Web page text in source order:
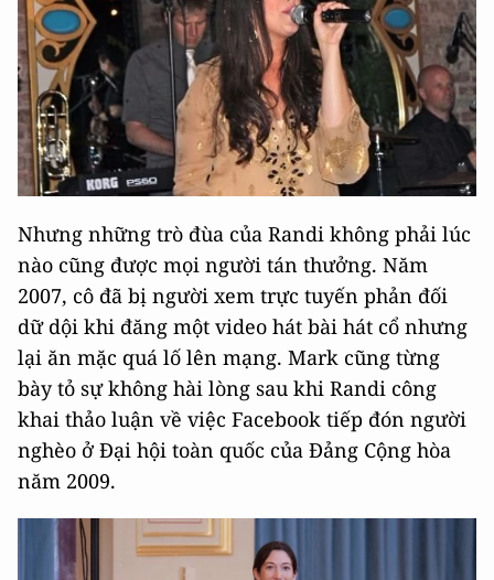
Nhưng những trò đùa của Randi không phải lúc
nào cũng được mọi người tán thưởng. Năm
2007, cô đã bị người xem trực tuyến phản đối
dữ dội khi đăng một video hát bài hát cổ nhưng
lại ăn mặc quá lố lên mạng. Mark cũng từng
bày tỏ sự không hài lòng sau khi Randi công
khai thảo luận về việc Facebook tiếp đón người
nghèo ở Đại hội toàn quốc của Đảng Cộng hòa
năm 2009.